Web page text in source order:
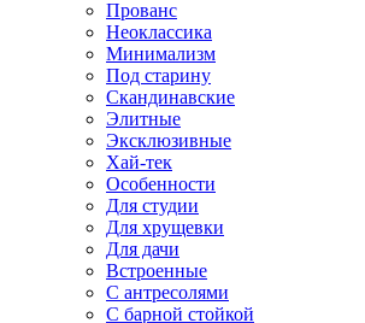
Прованс
Неоклассика
Минимализм
Под старину
Скандинавские
Элитные
Эксклюзивные
Хай-тек
Особенности
Для студии
Для хрущевки
Для дачи
Встроенные
С антресолями
С барной стойкой